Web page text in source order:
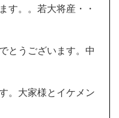
す。。若大将産・・
とうございます。中
。大家様とイケメン